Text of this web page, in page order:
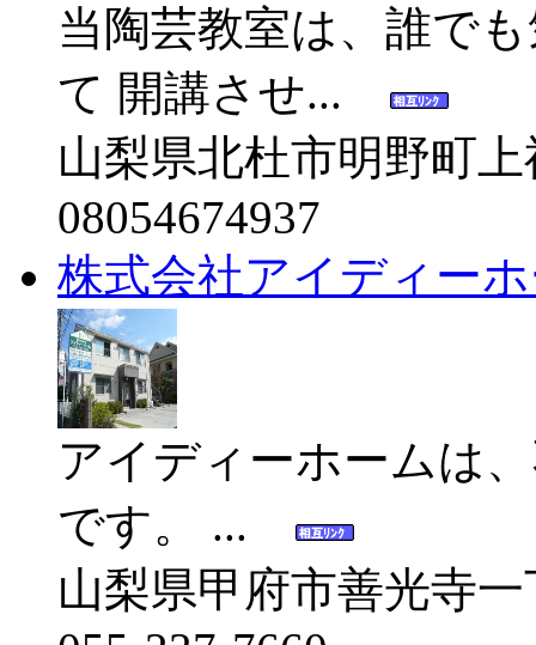
当陶芸教室は、誰で
て 開講させ...
山梨県北杜市明野町
08054674937
株式会社アイディー
アイディーホームは
です。 ...
山梨県甲府市善光寺